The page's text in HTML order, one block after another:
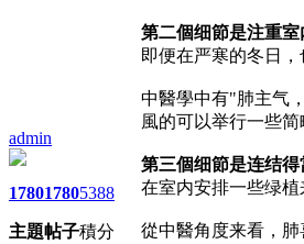
admin
1780
主題
1780
帖子
5388
積分
第二個细節是注重室
即便在严寒的冬日
中醫學中有"肺主气
風的可以举行一些
第三個细節是连结得
在室内安排一些绿植
從中醫角度来看，